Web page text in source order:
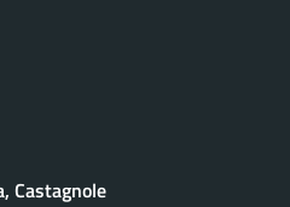
Castagnole